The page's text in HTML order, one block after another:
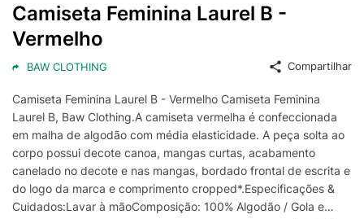
Camiseta Feminina Laurel B -
Vermelho
BAW CLOTHING Compartilhar
Camiseta Feminina Laurel B - Vermelho Camiseta Feminina
Laurel B, Baw Clothing.A camiseta vermelha é confeccionada
em malha de algodão com média elasticidade. A peça solta ao
corpo possui decote canoa, mangas curtas, acabamento
canelado no decote e nas mangas, bordado frontal de escrita e
do logo da marca e comprimento cropped*.Especificações &
Cuidados:Lavar à mãoComposição: 100% Algodão / Gola e